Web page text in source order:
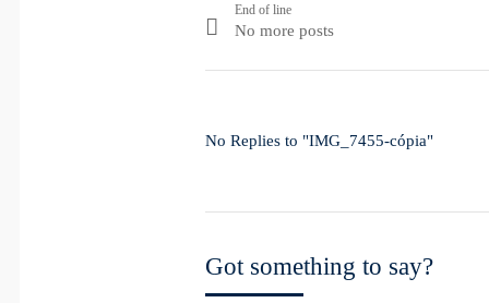
End of line
No more posts
No Replies to "IMG_7455-cópia"
Got something to say?